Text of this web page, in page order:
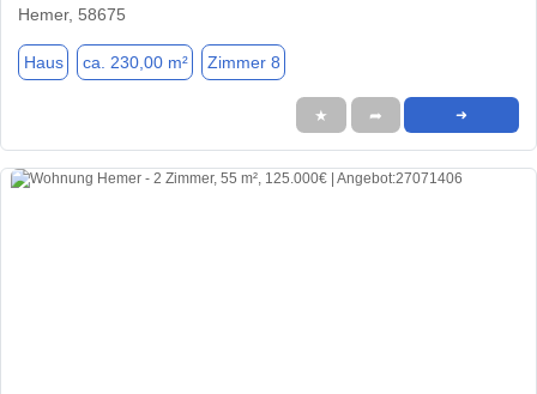
Hemer, 58675
Haus ca. 230,00 m² Zimmer 8
★ ➦ ➜